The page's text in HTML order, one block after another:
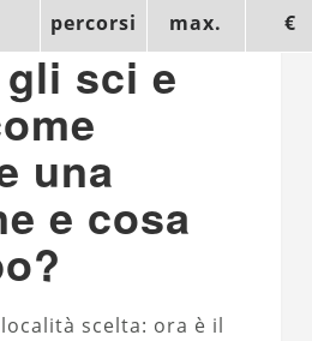
percorsi
max.
€
sci e
una
e cosa
scelta: ora è il